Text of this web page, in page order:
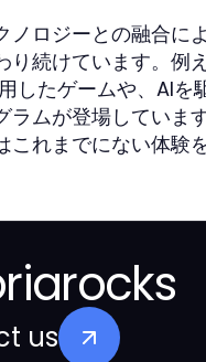
ノロジーとの融合に
り続けています。例
用したゲームや、AIを
ラムが登場していま
これまでにない体験
us